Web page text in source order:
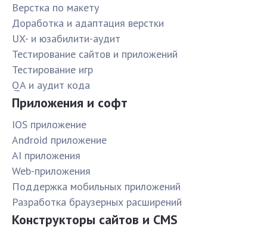
Верстка по макету
Доработка и адаптация верстки
UX- и юзабилити-аудит
Тестирование сайтов и приложений
Тестирование игр
QA и аудит кода
Приложения и софт
IOS приложение
Android приложение
AI приложения
Web-приложения
Поддержка мобильных приложений
Разработка браузерных расширений
Конструкторы сайтов и CMS